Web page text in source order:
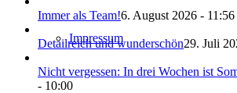
Impressum
Immer als Team!6. August 2026 - 11:56
Detailreich und wunderschön29. Juli
Nicht vergessen: In drei Wochen ist
- 10:00